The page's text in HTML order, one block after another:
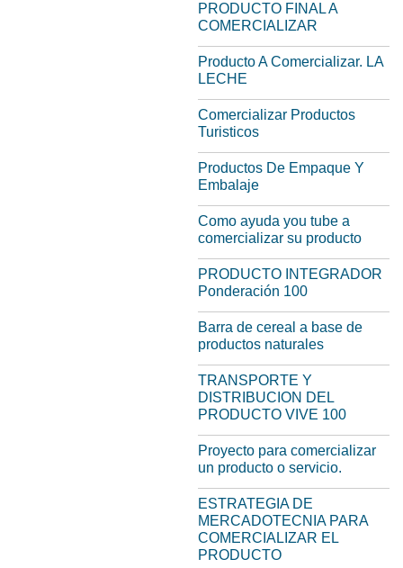
PRODUCTO FINAL A
COMERCIALIZAR
Producto A Comercializar. LA
LECHE
Comercializar Productos
Turisticos
Productos De Empaque Y
Embalaje
Como ayuda you tube a
comercializar su producto
PRODUCTO INTEGRADOR
Ponderación 100
Barra de cereal a base de
productos naturales
TRANSPORTE Y
DISTRIBUCION DEL
PRODUCTO VIVE 100
Proyecto para comercializar
un producto o servicio.
ESTRATEGIA DE
MERCADOTECNIA PARA
COMERCIALIZAR EL
PRODUCTO